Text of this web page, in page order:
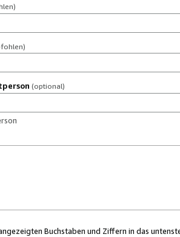
(optional)
Buchstaben und Ziffern in das